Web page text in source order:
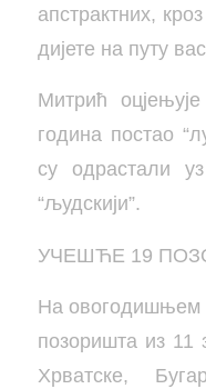
апстрактних,
дијете на путу
Митрић
година постао
су одрастали
“људскији”.
УЧЕШЋЕ 19
На овогодишњем
позоришта из
Хрватске,